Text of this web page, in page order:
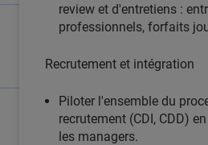
review et d'entretiens :
professionnels, forfaits
Recrutement et intégration
Piloter l'ensemble du
recrutement (CDI, CDD)
les managers.